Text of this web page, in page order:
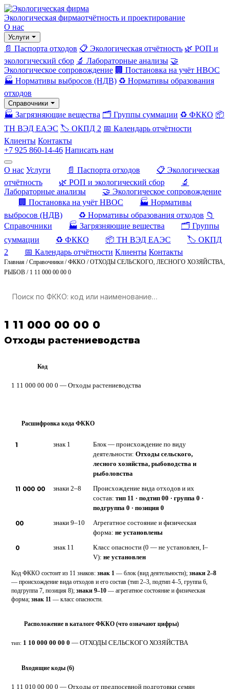
Экологическая фирмаотчётность и проектирование
О нас
Услуги
📄 Паспорта отходов 📋 Экологическая отчётность 🌿 РОП и
экологический сбор 🔬 Лабораторные анализы 🤝
Экологическое сопровождение 🏢 Постановка на учёт НВОС
🏭 Нормативы выбросов (НДВ) ♻️ Нормативы образования
отходов
Справочники
🏭 Загрязняющие вещества 🗂️ Группы суммации ♻️ ФККО 📦
ТН ВЭД ЕАЭС 🏷️ ОКПД 2 📅 Календарь отчётности
Клиенты Контакты
+7 925 860-14-46 Написать нам
О нас Услуги 📄 Паспорта отходов
📋 Экологическая
отчётность
🌿 РОП и экологический сбор
🔬
Лабораторные анализы
🤝 Экологическое сопровождение
🏢 Постановка на учёт НВОС
🏭 Нормативы
выбросов (НДВ)
♻️ Нормативы образования отходов 📁
Справочники
🏭 Загрязняющие вещества
🗂️ Группы
суммации
♻️ ФККО 📦 ТН ВЭД ЕАЭС
🏷️ ОКПД
2
📅 Календарь отчётности Клиенты Контакты
Главная /Справочники /ФККО /ОТХОДЫ СЕЛЬСКОГО, ЛЕСНОГО ХОЗЯЙСТВА,
РЫБОВ / 1 11 000 00 00 0
1 11 000 00 00 0
Отходы растениеводства
Код
1 11 000 00 00 0 — Отходы растениеводства
Расшифровка кода ФККО
1 знак 1
Блок — происхождение по виду
деятельности: Отходы сельского,
лесного хозяйства, рыбоводства и
рыболовства
11 000 00 знаки 2–8
Происхождение вида отходов и их
состав: тип 11 · подтип 00 · группа 0 ·
подгруппа 0 · позиция 0
00 знаки 9–10
Агрегатное состояние и физическая
форма: не установлены
0 знак 11
Класс опасности (0 — не установлен, I–
V): не установлен
Код ФККО состоит из 11 знаков: знак 1 — блок (вид деятельности); знаки 2–8
— происхождение вида отходов и его состав (тип 2–3, подтип 4–5, группа 6,
подгруппа 7, позиция 8); знаки 9–10 — агрегатное состояние и физическая
форма; знак 11 — класс опасности.
Расположение в каталоге ФККО (что означают цифры)
тип: 1 10 000 00 00 0 — ОТХОДЫ СЕЛЬСКОГО ХОЗЯЙСТВА
Входящие коды (6)
1 11 010 00 00 0 — Отходы от предпосевной подготовки семян